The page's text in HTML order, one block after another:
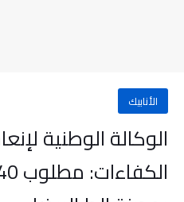
الأنابيك
الوكالة الوطنية